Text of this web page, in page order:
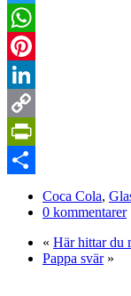
Twitter
WhatsApp
Pinterest
LinkedIn
Copy
Link
PrintFriendly
Coca Cola,
0 kommentarer
« Här hittar du
Pappa svär»